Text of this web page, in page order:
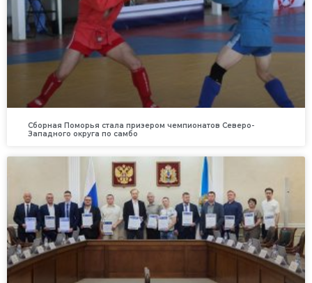
Сборная Поморья стала призером чемпионатов Северо-
Западного округа по самбо